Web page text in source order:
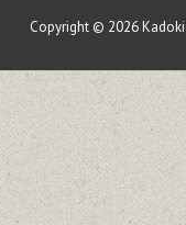
Copyright © 2026